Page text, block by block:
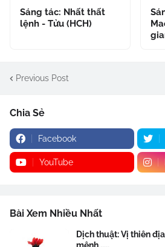
Sáng tác: Nhất thất
lệnh - Tửu (HCH)
Previous Post
Chia Sẻ
Facebook
YouTube
Bài Xem Nhiều Nhất
Dịch thuật: Vị thiên